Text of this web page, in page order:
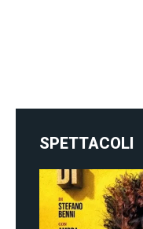
SPETTACOLI